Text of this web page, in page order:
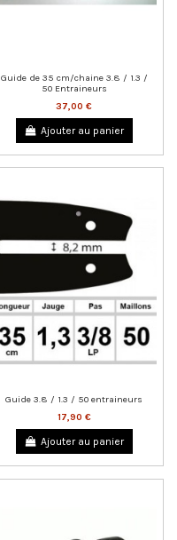
Guide de 35 cm/chaine 3.8 / 1.3 /
50 Entraineurs
37,00 €
Ajouter au panier
Guide 3.8 / 1.3 / 50 entraineurs
17,90 €
Ajouter au panier